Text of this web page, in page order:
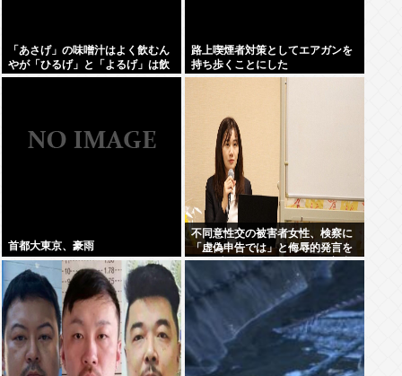
「あさげ」の味噌汁はよく飲むん
やが「ひるげ」と「よるげ」は飲
んだことない
路上喫煙者対策としてエアガンを
持ち歩くことにした
首都大東京、豪雨
不同意性交の被害者女性、検察に
「虚偽申告では」と侮辱的発言を
されブチギレ、500万円の損害賠
償を求め提訴